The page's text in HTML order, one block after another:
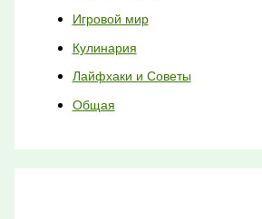
Игровой мир
Кулинария
Лайфхаки и Советы
Общая